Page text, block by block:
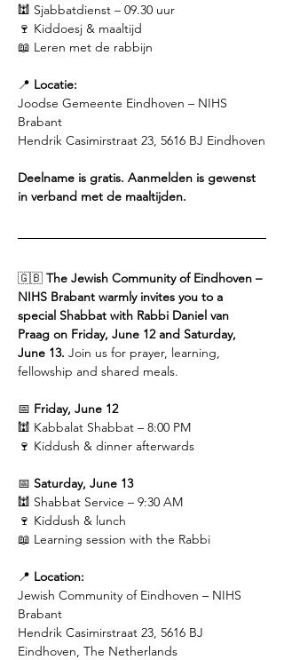
🕍 Sjabbatdienst – 09.30 uur
🍷 Kiddoesj & maaltijd
📖 Leren met de rabbijn
📍 Locatie:
Joodse Gemeente Eindhoven – NIHS
Brabant
Hendrik Casimirstraat 23, 5616 BJ Eindhoven
Deelname is gratis. Aanmelden is gewenst
in verband met de maaltijden.
🇬🇧 The Jewish Community of Eindhoven –
NIHS Brabant warmly invites you to a
special Shabbat with Rabbi Daniel van
Praag on Friday, June 12 and Saturday,
June 13. Join us for prayer, learning,
fellowship and shared meals.
📅 Friday, June 12
🕍 Kabbalat Shabbat – 8:00 PM
🍷 Kiddush & dinner afterwards
📅 Saturday, June 13
🕍 Shabbat Service – 9:30 AM
🍷 Kiddush & lunch
📖 Learning session with the Rabbi
📍 Location:
Jewish Community of Eindhoven – NIHS
Brabant
Hendrik Casimirstraat 23, 5616 BJ
Eindhoven, The Netherlands